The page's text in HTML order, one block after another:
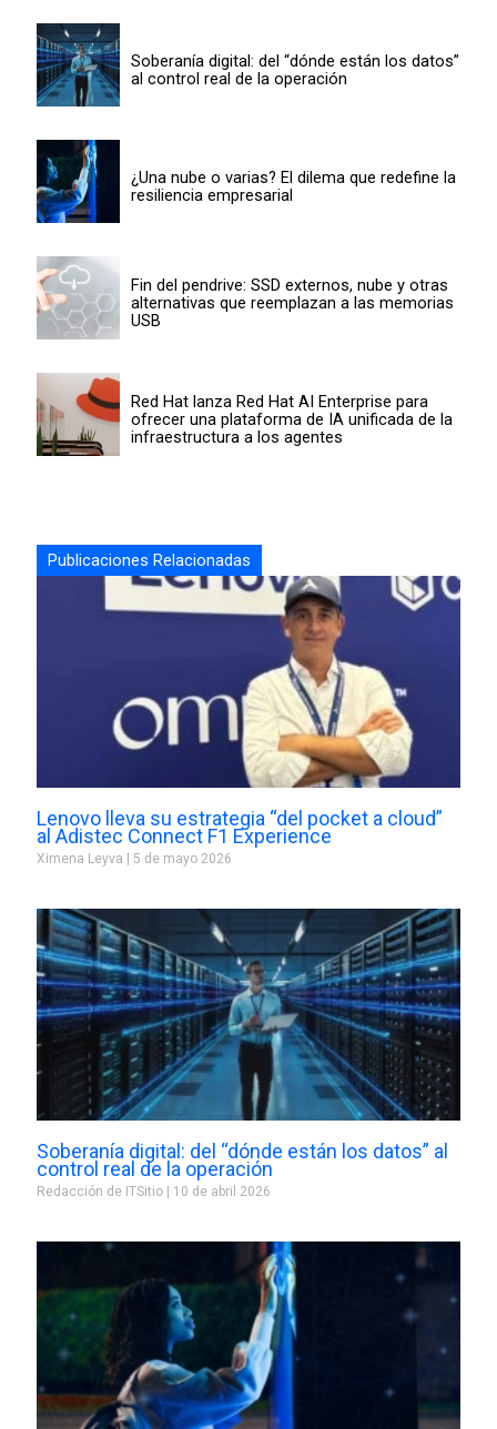
Soberanía digital: del “dónde están los datos”
al control real de la operación
¿Una nube o varias? El dilema que redefine la
resiliencia empresarial
Fin del pendrive: SSD externos, nube y otras
alternativas que reemplazan a las memorias
USB
Red Hat lanza Red Hat AI Enterprise para
ofrecer una plataforma de IA unificada de la
infraestructura a los agentes
Publicaciones Relacionadas
Lenovo lleva su estrategia “del pocket a cloud”
al Adistec Connect F1 Experience
Ximena Leyva 5 de mayo 2026
Soberanía digital: del “dónde están los datos” al
control real de la operación
Redacción de ITSitio 10 de abril 2026